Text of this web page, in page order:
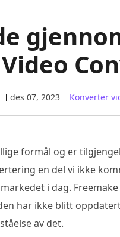
des 07, 2023 Konverter
formål og er
en del vi ikke
i dag. Freemake
har ikke blitt
av det.